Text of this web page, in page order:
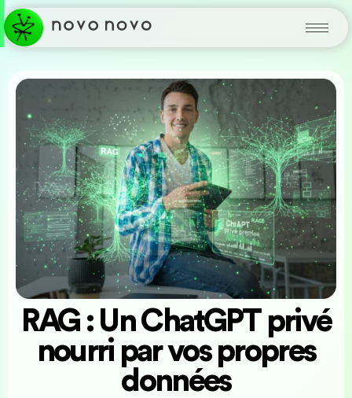
RAG : Un ChatGPT privé
nourri par vos propres
données